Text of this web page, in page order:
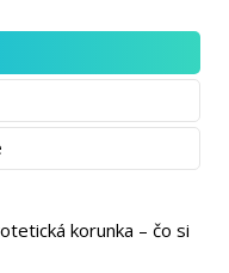
korunka – čo si